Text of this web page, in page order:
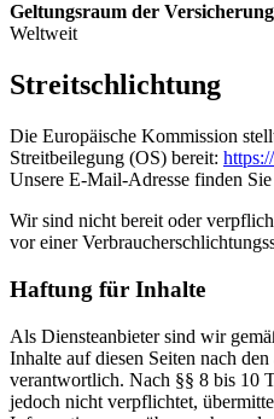
Geltungsraum der
Weltweit
Streitschlichtung
Die Europäische Kommission
Streitbeilegung (OS) bereit:
Unsere E-Mail-Adresse finden
Wir sind nicht bereit oder
vor einer
Haftung für Inhalte
Als Diensteanbieter sind wir
Inhalte auf diesen Seiten nach
verantwortlich. Nach §§ 8 bis 10
jedoch nicht verpflichtet,